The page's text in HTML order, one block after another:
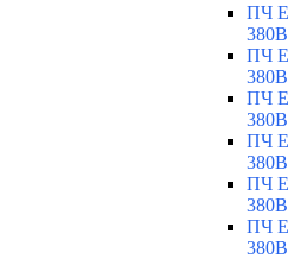
ПЧ
ПЧ
ПЧ
ПЧ
ПЧ
ПЧ